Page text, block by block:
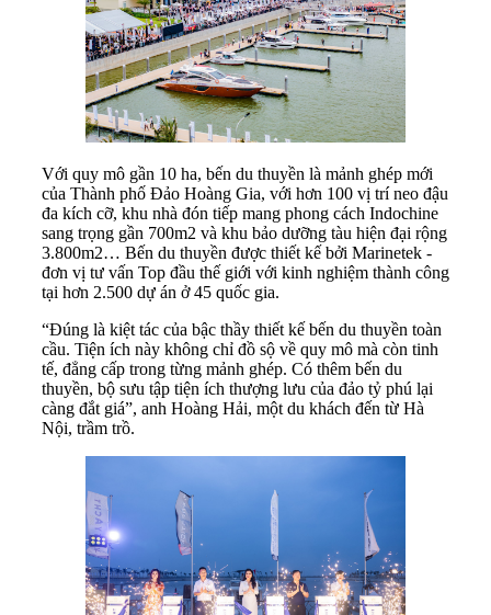
Với quy mô gần 10 ha, bến du thuyền là mảnh ghép mới
của Thành phố Đảo Hoàng Gia, với hơn 100 vị trí neo đậu
đa kích cỡ, khu nhà đón tiếp mang phong cách Indochine
sang trọng gần 700m2 và khu bảo dưỡng tàu hiện đại rộng
3.800m2… Bến du thuyền được thiết kế bởi Marinetek -
đơn vị tư vấn Top đầu thế giới với kinh nghiệm thành công
tại hơn 2.500 dự án ở 45 quốc gia.
“Đúng là kiệt tác của bậc thầy thiết kế bến du thuyền toàn
cầu. Tiện ích này không chỉ đồ sộ về quy mô mà còn tinh
tế, đẳng cấp trong từng mảnh ghép. Có thêm bến du
thuyền, bộ sưu tập tiện ích thượng lưu của đảo tỷ phú lại
càng đắt giá”, anh Hoàng Hải, một du khách đến từ Hà
Nội, trầm trồ.